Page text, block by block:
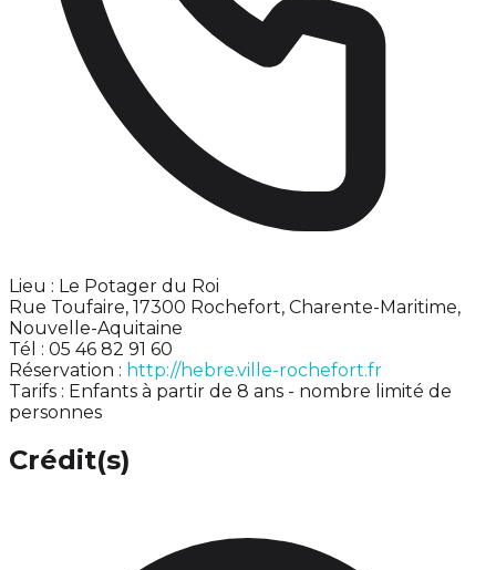
Lieu : Le Potager du Roi
Rue Toufaire, 17300 Rochefort, Charente-Maritime,
Nouvelle-Aquitaine
Tél : 05 46 82 91 60
Réservation : http://hebre.ville-rochefort.fr
Tarifs : Enfants à partir de 8 ans - nombre limité de
personnes
Crédit(s)